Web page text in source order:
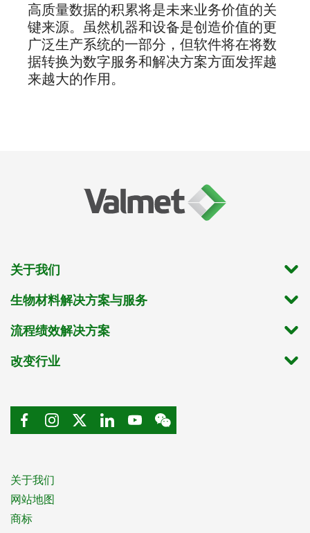
高质量数据的积累将是未来业务价值的关
键来源。虽然机器和设备是创造价值的更
广泛生产系统的一部分，但软件将在将数
据转换为数字服务和解决方案方面发挥越
来越大的作用。
关于我们
生物材料解决方案与服务
流程绩效解决方案
改变行业
关于我们
网站地图
商标